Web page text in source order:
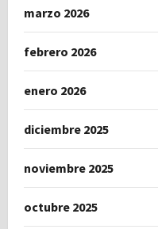
marzo 2026
febrero 2026
enero 2026
diciembre 2025
noviembre 2025
octubre 2025